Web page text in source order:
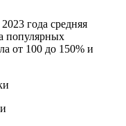
года средняя
популярных
от 100 до 150% и